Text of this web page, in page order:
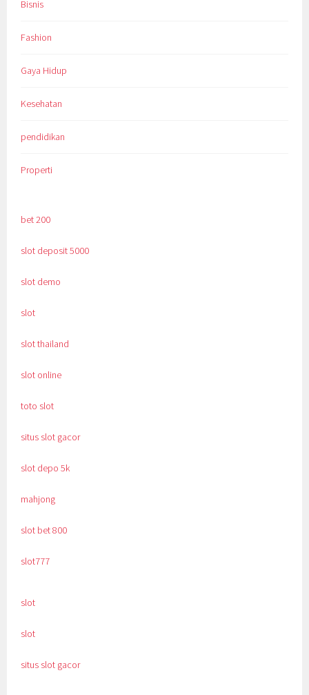
Bisnis
Fashion
Gaya Hidup
Kesehatan
pendidikan
Properti
bet 200
slot deposit 5000
slot demo
slot
slot thailand
slot online
toto slot
situs slot gacor
slot depo 5k
mahjong
slot bet 800
slot777
slot
slot
situs slot gacor